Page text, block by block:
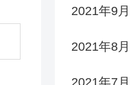
2021年9月
2021年8月
2021年7月